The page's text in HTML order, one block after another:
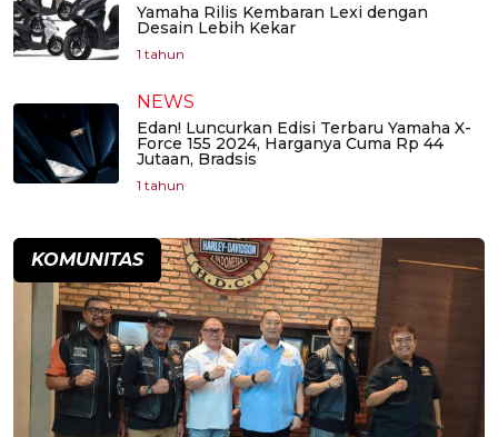
Yamaha Rilis Kembaran Lexi dengan
Desain Lebih Kekar
1 tahun
NEWS
Edan! Luncurkan Edisi Terbaru Yamaha X-
Force 155 2024, Harganya Cuma Rp 44
Jutaan, Bradsis
1 tahun
KOMUNITAS